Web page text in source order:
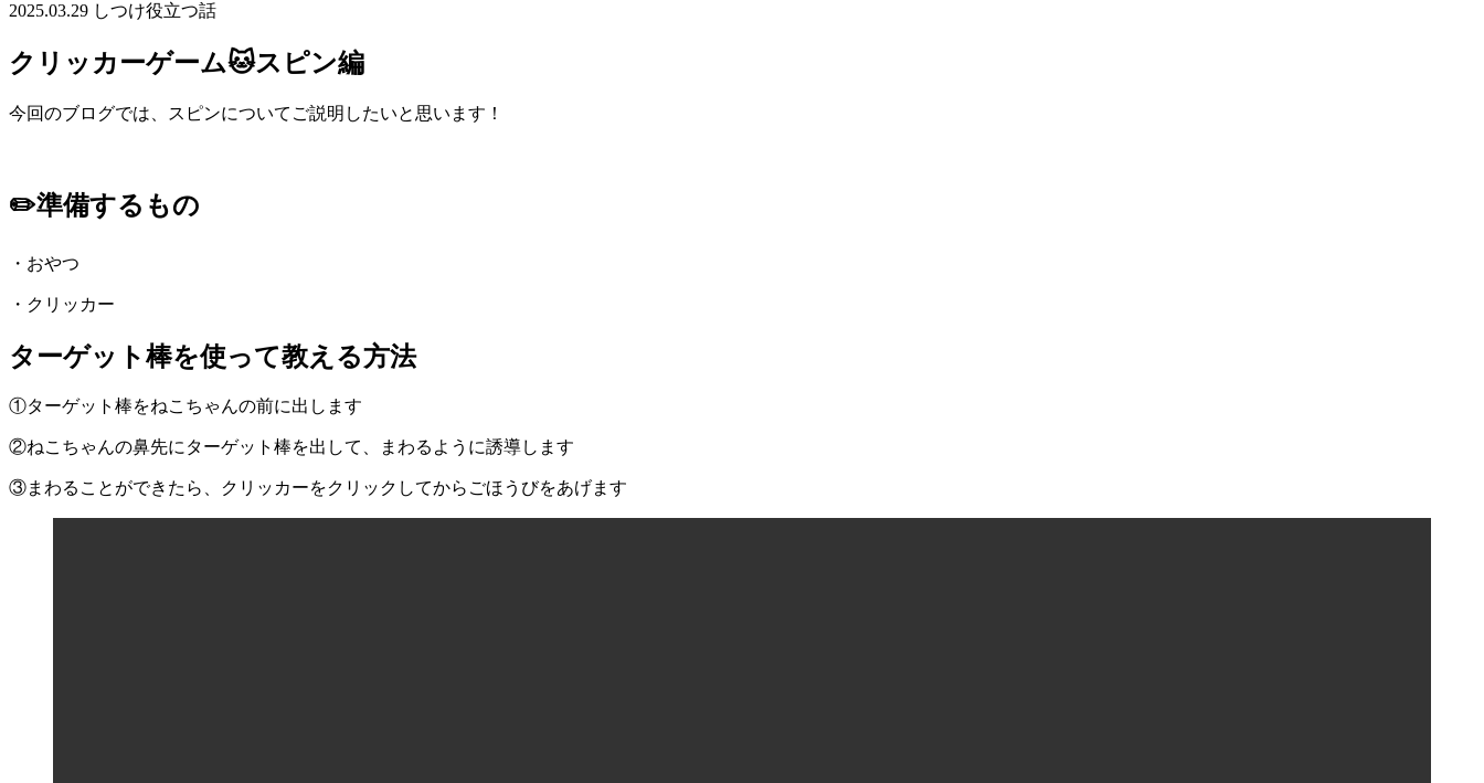
2025.03.29 しつけ役立つ話
クリッカーゲーム🐱スピン編
今回のブログでは、スピンについてご説明したいと思います！
✏️準備するもの
・おやつ
・クリッカー
ターゲット棒を使って教える方法
①ターゲット棒をねこちゃんの前に出します
②ねこちゃんの鼻先にターゲット棒を出して、まわるように誘導します
③まわることができたら、クリッカーをクリックしてからごほうびをあげます